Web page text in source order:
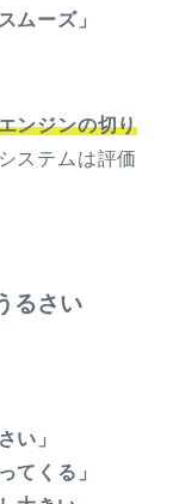
ムーズ」
ンジンの切り
ステムは評価
るさい
い」
てくる」